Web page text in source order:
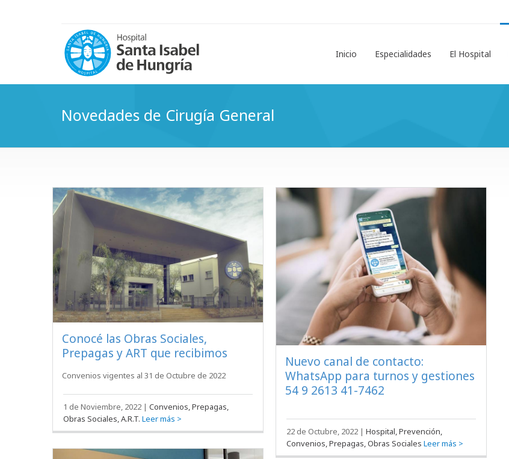
Inicio Especialidades El Hospital
Novedades de Cirugía General
Conocé las Obras Sociales,
Prepagas y ART que recibimos
Convenios vigentes al 31 de Octubre de 2022
1 de Noviembre, 2022 |Convenios, Prepagas,
Obras Sociales, A.R.T. Leer más >
Nuevo canal de contacto:
WhatsApp para turnos y gestiones
54 9 2613 41-7462
22 de Octubre, 2022 |Hospital, Prevención,
Convenios, Prepagas, Obras Sociales Leer más >